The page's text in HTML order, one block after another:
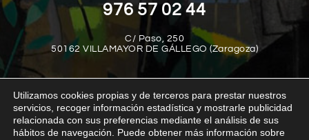
976 57 02 44
C/ Paso, 250
50162 VILLAMAYOR DE GÁLLEGO (Zaragoza)
Utilizamos cookies propias y de terceros para prestar nuestros
servicios, recoger información estadística y mostrarle publicidad
relacionada con sus preferencias mediante el análisis de sus
hábitos de navegación. Puede obtener más información sobre